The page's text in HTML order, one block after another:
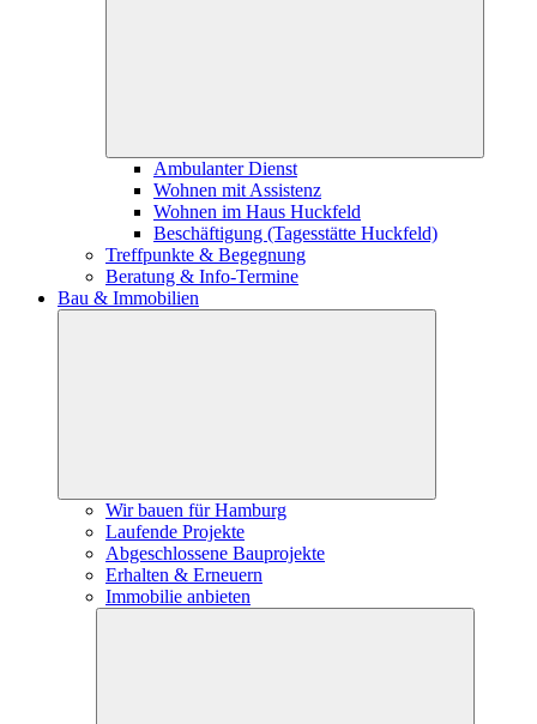
Ambulanter Dienst
Wohnen mit Assistenz
Wohnen im Haus Huckfeld
Beschäftigung (Tagesstätte Huckfeld)
Treffpunkte & Begegnung
Beratung & Info-Termine
Bau & Immobilien
Wir bauen für Hamburg
Laufende Projekte
Abgeschlossene Bauprojekte
Erhalten & Erneuern
Immobilie anbieten